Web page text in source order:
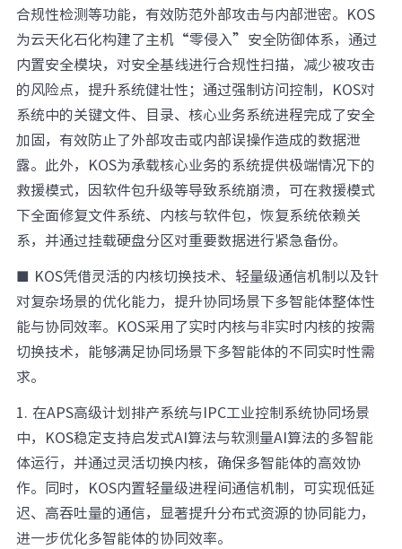
合规性检测等功能，有效防范外部攻击与内部泄密。KOS
为云天化石化构建了主机“零侵入”安全防御体系，通过
内置安全模块，对安全基线进行合规性扫描，减少被攻击
的风险点，提升系统健壮性；通过强制访问控制，KOS对
系统中的关键文件、目录、核心业务系统进程完成了安全
加固，有效防止了外部攻击或内部误操作造成的数据泄
露。此外，KOS为承载核心业务的系统提供极端情况下的
救援模式，因软件包升级等导致系统崩溃，可在救援模式
下全面修复文件系统、内核与软件包，恢复系统依赖关
系，并通过挂载硬盘分区对重要数据进行紧急备份。
■ KOS凭借灵活的内核切换技术、轻量级通信机制以及针
对复杂场景的优化能力，提升协同场景下多智能体整体性
能与协同效率。KOS采用了实时内核与非实时内核的按需
切换技术，能够满足协同场景下多智能体的不同实时性需
求。
1. 在APS高级计划排产系统与IPC工业控制系统协同场景
中，KOS稳定支持启发式AI算法与软测量AI算法的多智能
体运行，并通过灵活切换内核，确保多智能体的高效协
作。同时，KOS内置轻量级进程间通信机制，可实现低延
迟、高吞吐量的通信，显著提升分布式资源的协同能力，
进一步优化多智能体的协同效率。